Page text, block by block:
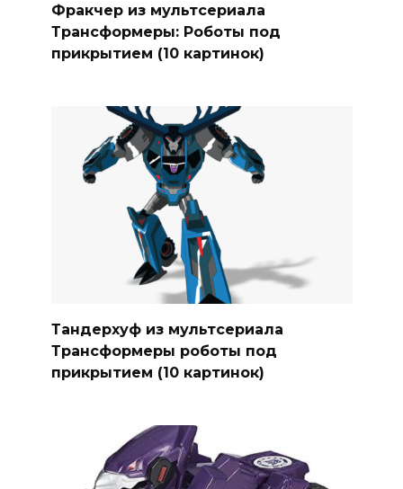
Фракчер из мультсериала
Трансформеры: Роботы под
прикрытием (10 картинок)
Тандерхуф из мультсериала
Трансформеры роботы под
прикрытием (10 картинок)